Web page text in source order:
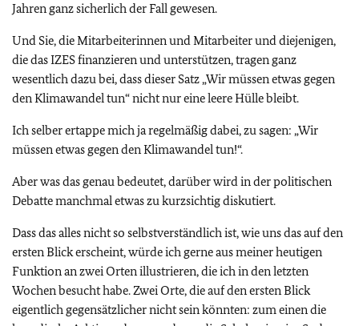
Jahren ganz sicherlich der Fall gewesen.
Und Sie, die Mitarbeiterinnen und Mitarbeiter und diejenigen,
die das IZES finanzieren und unterstützen, tragen ganz
wesentlich dazu bei, dass dieser Satz „Wir müssen etwas gegen
den Klimawandel tun“ nicht nur eine leere Hülle bleibt.
Ich selber ertappe mich ja regelmäßig dabei, zu sagen: „Wir
müssen etwas gegen den Klimawandel tun!“.
Aber was das genau bedeutet, darüber wird in der politischen
Debatte manchmal etwas zu kurzsichtig diskutiert.
Dass das alles nicht so selbstverständlich ist, wie uns das auf den
ersten Blick erscheint, würde ich gerne aus meiner heutigen
Funktion an zwei Orten illustrieren, die ich in den letzten
Wochen besucht habe. Zwei Orte, die auf den ersten Blick
eigentlich gegensätzlicher nicht sein könnten: zum einen die